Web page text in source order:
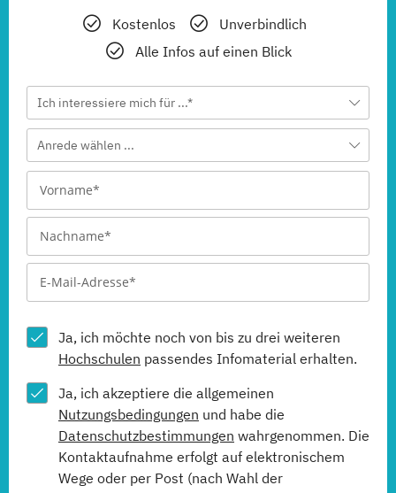
Kostenlos
Unverbindlich
Alle Infos auf einen Blick
Ich interessiere mich für ...*
Anrede wählen ...
Ja, ich möchte noch von bis zu drei weiteren
Hochschulen passendes Infomaterial erhalten.
Ja, ich akzeptiere die allgemeinen
Nutzungsbedingungen und habe die
Datenschutzbestimmungen wahrgenommen. Die
Kontaktaufnahme erfolgt auf elektronischem
Wege oder per Post (nach Wahl der